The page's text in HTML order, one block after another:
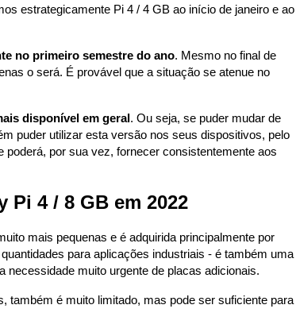
estrategicamente Pi 4 / 4 GB ao início de janeiro e ao
no primeiro semestre do ano. Mesmo no final de
o será. É provável que a situação se atenue no
disponível em geral. Ou seja, se puder mudar de
puder utilizar esta versão nos seus dispositivos, pelo
por sua vez, fornecer consistentemente aos
4 / 8 GB em 2022
mais pequenas e é adquirida principalmente por
para aplicações industriais - é também uma
muito urgente de placas adicionais.
também é muito limitado, mas pode ser suficiente para